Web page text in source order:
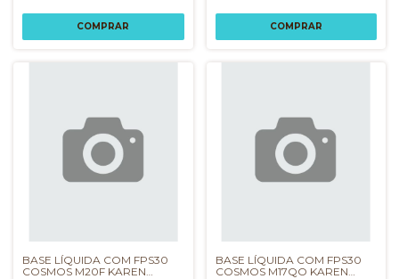
BASE LÍQUIDA COM FPS30
COSMOS M20F KAREN
BASE LÍQUIDA COM FPS30
COSMOS M17QO KAREN